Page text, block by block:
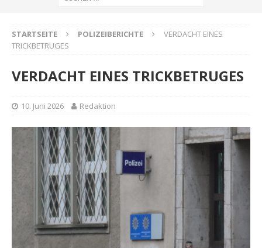
STARTSEITE POLIZEIBERICHTE
VERDACHT EINES
TRICKBETRUGES
VERDACHT EINES TRICKBETRUGES
10. Juni 2026 Redaktion